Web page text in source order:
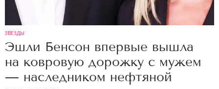
ЗВЕЗДЫ
Эшли Бенсон впервые вышла
на ковровую дорожку с мужем
— наследником нефтяной